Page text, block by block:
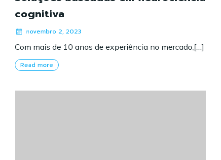
cognitiva
novembro 2, 2023
Com mais de 10 anos de experiência no mercado,[…]
Read more